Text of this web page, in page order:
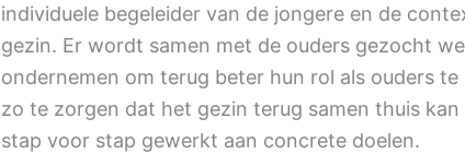
individuele begeleider van de jongere en de
gezin. Er wordt samen met de ouders gezocht
ondernemen om terug beter hun rol als ouders
zo te zorgen dat het gezin terug samen thuis
stap voor stap gewerkt aan concrete doelen.